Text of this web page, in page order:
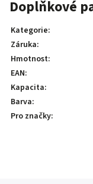
Doplňkové
Kategorie:
Záruka:
Hmotnost:
EAN:
Kapacita:
Barva:
Pro značky: